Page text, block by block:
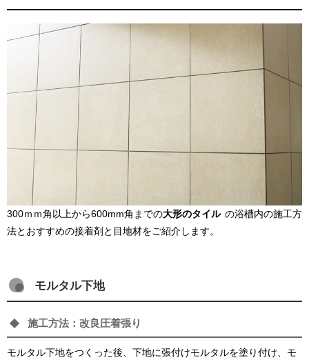
300ｍｍ角以上から600mm角までの大形のタイル の浴槽内の施工方
法とおすすめの接着剤と目地材をご紹介します。
モルタル下地
施工方法：改良圧着張り
モルタル下地をつくった後、下地に張付けモルタルを塗り付け、モ